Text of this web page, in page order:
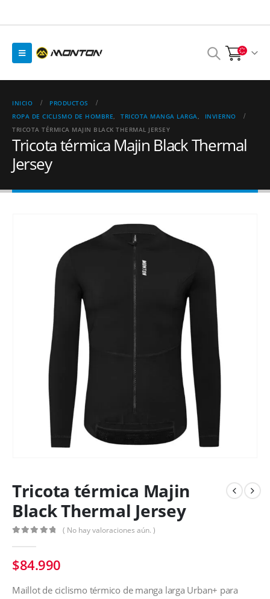
INICIO
PRODUCTOS
ROPA DE CICLISMO DE HOMBRE, TRICOTA MANGA LARGA,
INVIERNO
TRICOTA TÉRMICA MAJIN BLACK THERMAL JERSEY
Tricota térmica Majin Black Thermal
Jersey
Tricota térmica Majin
Black Thermal Jersey
( No hay valoraciones aún. )
$84.990
Maillot de ciclismo térmico de manga larga Urban+ para